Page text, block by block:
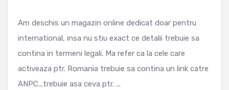
Am deschis un magazin online dedicat doar pentru
international, insa nu stiu exact ce detalii trebuie sa
contina in termeni legali. Ma refer ca la cele care
activeaza ptr. Romania trebuie sa contina un link catre
ANPC...trebuie asa ceva ptr. ...